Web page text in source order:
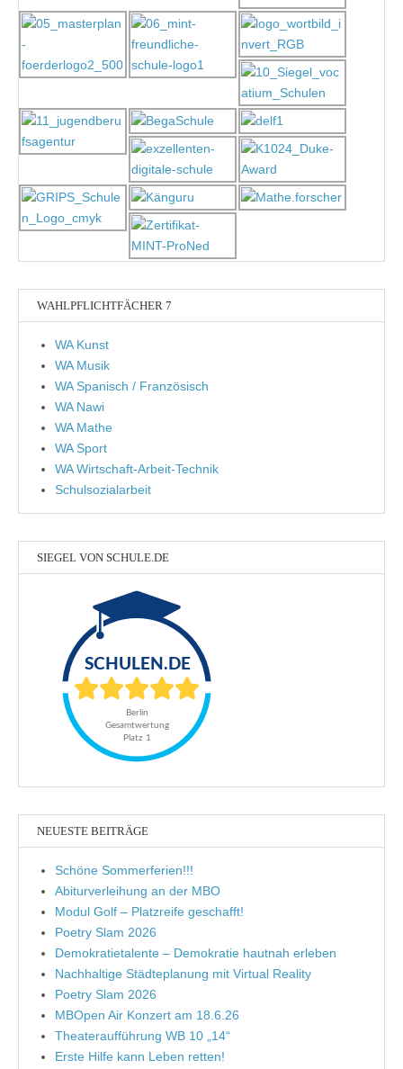
WAHLPFLICHTFÄCHER 7
WA Kunst
WA Musik
WA Spanisch / Französisch
WA Nawi
WA Mathe
WA Sport
WA Wirtschaft-Arbeit-Technik
Schulsozialarbeit
SIEGEL VON SCHULE.DE
NEUESTE BEITRÄGE
Schöne Sommerferien!!!
Abiturverleihung an der MBO
Modul Golf – Platzreife geschafft!
Poetry Slam 2026
Demokratietalente – Demokratie hautnah erleben
Nachhaltige Städteplanung mit Virtual Reality
Poetry Slam 2026
MBOpen Air Konzert am 18.6.26
Theateraufführung WB 10 „14“
Erste Hilfe kann Leben retten!